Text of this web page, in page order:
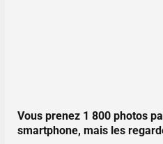
Vous prenez 1 800 photos
smartphone, mais les